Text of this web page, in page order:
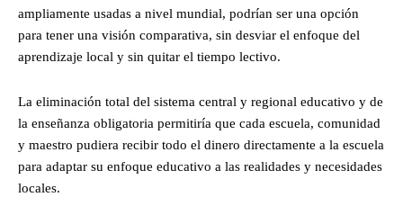
ampliamente usadas a nivel mundial, podrían ser una opción
para tener una visión comparativa, sin desviar el enfoque del
aprendizaje local y sin quitar el tiempo lectivo.
La eliminación total del sistema central y regional educativo y de
la enseñanza obligatoria permitiría que cada escuela, comunidad
y maestro pudiera recibir todo el dinero directamente a la escuela
para adaptar su enfoque educativo a las realidades y necesidades
locales.